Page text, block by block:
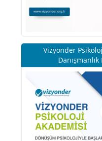
Vizyonder